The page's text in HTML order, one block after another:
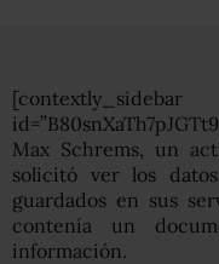
[contextly_sidebar
Max Schrems, un
solicitó ver los
guardados en sus
contenía un
información.